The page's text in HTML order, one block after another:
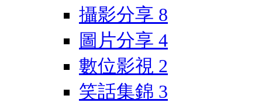
攝影分享 8
圖片分享 4
數位影視 2
笑話集錦 3